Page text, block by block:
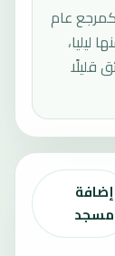
عام
ليليا،
قليلًا
إضافة
مسجد